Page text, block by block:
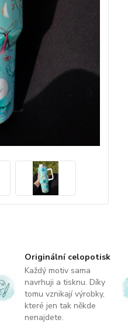
Originální celopotisk
Každý motiv sama
navrhuji a tisknu. Díky
tomu vznikají výrobky,
které jen tak někde
nenajdete.